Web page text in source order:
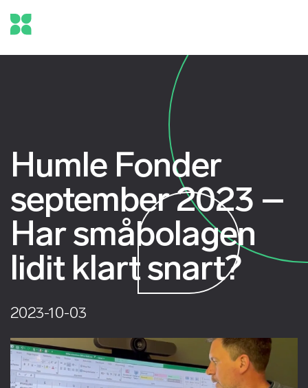
Humle Fonder
september 2023 –
Har småbolagen
lidit klart snart?
2023-10-03